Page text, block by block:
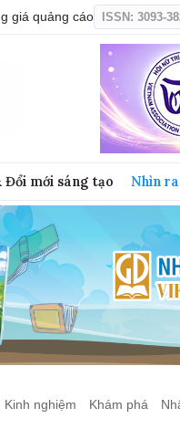
giá quảng cáo ISSN: 3093-
Đổi mới sáng tạo Nhìn
Kinh nghiệm Khám phá